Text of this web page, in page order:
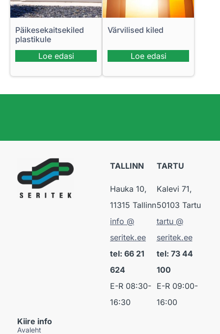
Päikesekaitsekiled
plastikule
Loe edasi
Värvilised kiled
Loe edasi
TALLINN
Hauka 10,
11315 Tallinn
info @
seritek.ee
tel: 66 21
624
E-R 08:30-
16:30
TARTU
Kalevi 71,
50103 Tartu
tartu @
seritek.ee
tel: 73 44
100
E-R 09:00-
16:00
Kiire info
Avaleht